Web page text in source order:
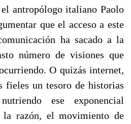
antropólogo italiano Paolo
que el acceso a este
ha sacado a la
número de visiones que
O quizás internet,
fieles un tesoro de historias
ese exponencial
la razón, el movimiento de